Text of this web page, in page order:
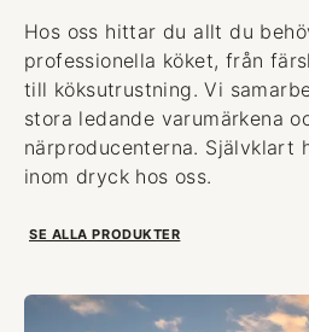
Hos oss hittar du allt du
professionella köket, från
till köksutrustning. Vi
stora ledande varumärkena
närproducenterna. Självklart
inom dryck hos oss.
SE ALLA PRODUKTER